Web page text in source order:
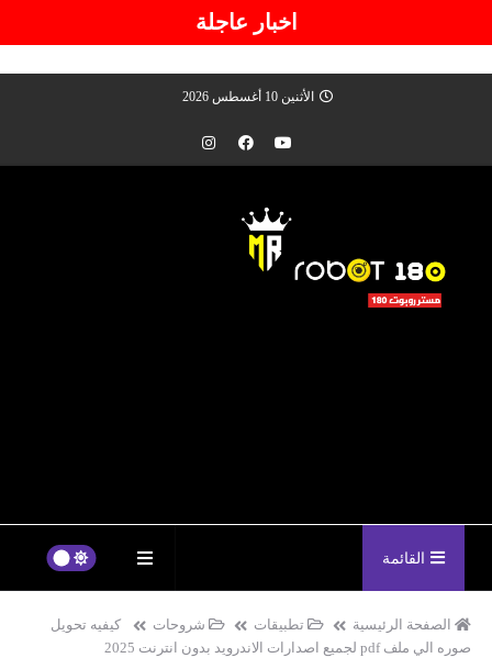
اخبار عاجلة
الأثنين 10 أغسطس 2026
القائمة
الصفحة الرئيسية تطبيقات شروحات
كيفيه تحويل
صوره الي ملف pdf لجميع اصدارات الاندرويد بدون انترنت 2025